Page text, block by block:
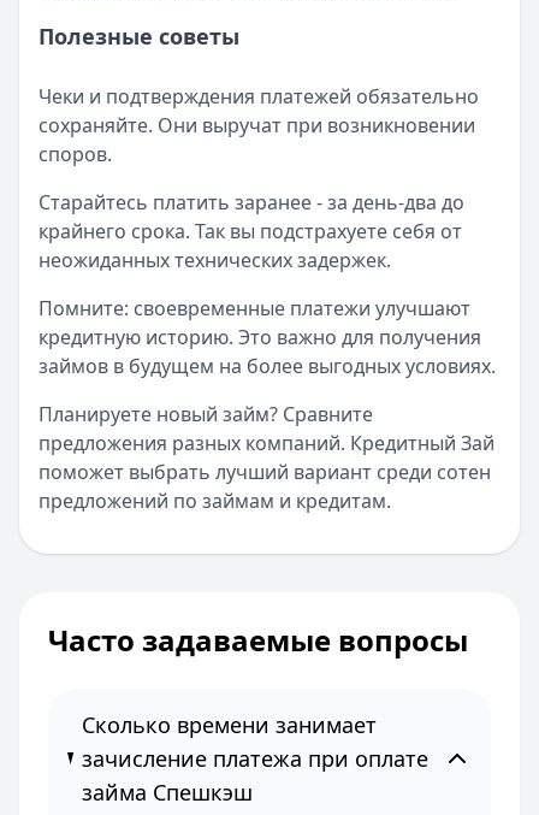
Полезные советы
Чеки и подтверждения платежей обязательно
сохраняйте. Они выручат при возникновении
споров.
Старайтесь платить заранее - за день-два до
крайнего срока. Так вы подстрахуете себя от
неожиданных технических задержек.
Помните: своевременные платежи улучшают
кредитную историю. Это важно для получения
займов в будущем на более выгодных условиях.
Планируете новый займ? Сравните
предложения разных компаний. Кредитный Зай
поможет выбрать лучший вариант среди сотен
предложений по займам и кредитам.
Часто задаваемые вопросы
Сколько времени занимает
зачисление платежа при оплате
займа Спешкэш